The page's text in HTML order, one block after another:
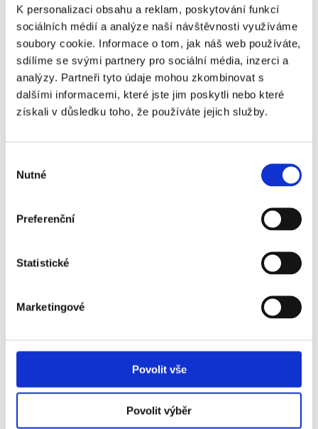
K personalizaci obsahu a reklam, poskytování funkcí
sociálních médií a analýze naší návštěvnosti využíváme
soubory cookie. Informace o tom, jak náš web používáte,
sdílíme se svými partnery pro sociální média, inzerci a
analýzy. Partneři tyto údaje mohou zkombinovat s
dalšími informacemi, které jste jim poskytli nebo které
získali v důsledku toho, že používáte jejich služby.
souhlasu
Nutné
Preferenční
Statistické
Marketingové
Povolit vše
Povolit výběr
Snídaně
Celodenní volný program - koupání u moře, návštěva
městečka
Ve večerních hodinách odjezd do ČR
Neděle 24.května 2020
V ranních hodinách návrat do ČR
Čtěte také:
MotoGP 2021 - kalendář
Lisabon,
památky, rady Biatlon 2020/2021 - aktualizovaný kalendář,
Jméno*: